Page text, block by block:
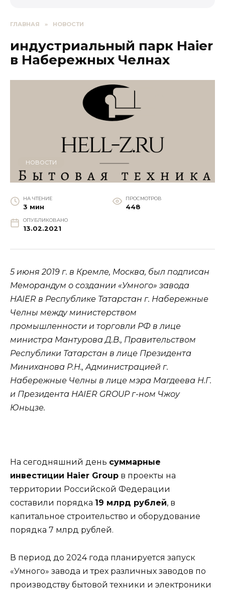
ГЛАВНАЯ » НОВОСТИ
индустриальный парк Haier
в Набережных Челнах
НОВОСТИ
НА ЧТЕНИЕ
3 мин
ПРОСМОТРОВ
448
ОПУБЛИКОВАНО
13.02.2021
5 июня 2019 г. в Кремле, Москва, был подписан
Меморандум о создании «Умного» завода
HAIER в Республике Татарстан г. Набережные
Челны между министерством
промышленности и торговли РФ в лице
министра Мантурова Д.В., Правительством
Республики Татарстан в лице Президента
Миниханова Р.Н., Администрацией г.
Набережные Челны в лице мэра Магдеева Н.Г.
и Президента HAIER GROUP г-ном Чжоу
Юньцзе.
На сегодняшний день суммарные
инвестиции Haier Group в проекты на
территории Российской Федерации
составили порядка 19 млрд рублей, в
капитальное строительство и оборудование
порядка 7 млрд рублей.
В период до 2024 года планируется запуск
«Умного» завода и трех различных заводов по
производству бытовой техники и электроники